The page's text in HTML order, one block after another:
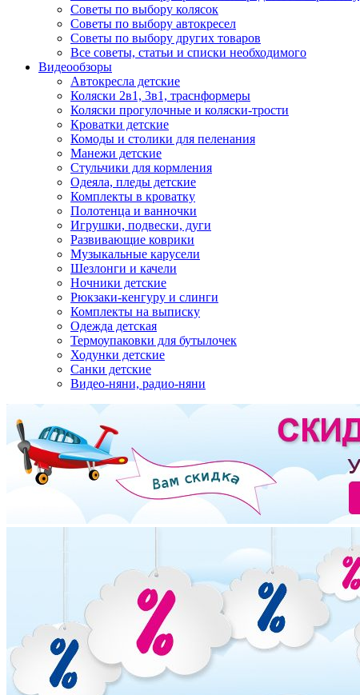
Советы по выбору колясок
Советы по выбору автокресел
Советы по выбору других товаров
Все советы, статьи и списки необходимого
Видеообзоры
Автокресла детские
Коляски 2в1, 3в1, траснформеры
Коляски прогулочные и коляски-трости
Кроватки детские
Комоды и столики для пеленания
Манежи детские
Стульчики для кормления
Одеяла, пледы детские
Комплекты в кроватку
Полотенца и ванночки
Игрушки, подвески, дуги
Развивающие коврики
Музыкальные карусели
Шезлонги и качели
Ночники детские
Рюкзаки-кенгуру и слинги
Комплекты на выписку
Одежда детская
Термоупаковки для бутылочек
Ходунки детские
Санки детские
Видео-няни, радио-няни